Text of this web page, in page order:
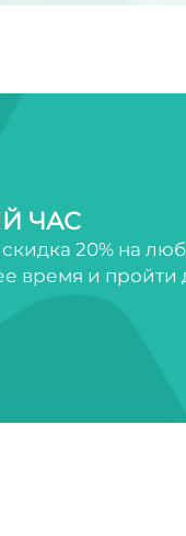
ЧАС
20% на
время и пройти